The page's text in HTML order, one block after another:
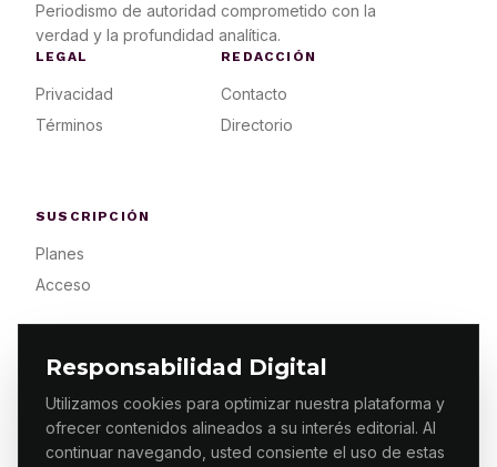
Responsabilidad Digital
Utilizamos cookies para optimizar nuestra plataforma y
ofrecer contenidos alineados a su interés editorial. Al
continuar navegando, usted consiente el uso de estas
Periodismo de autoridad comprometido con la
verdad y la profundidad analítica.
LEGAL
Privacidad
Términos
REDACCIÓN
Contacto
Directorio
SUSCRIPCIÓN
Planes
Acceso
© 2026 ES PRIMERA MX. ALGUNOS DERECHOS
RESERVADOS / DESIGNMAKING.MX